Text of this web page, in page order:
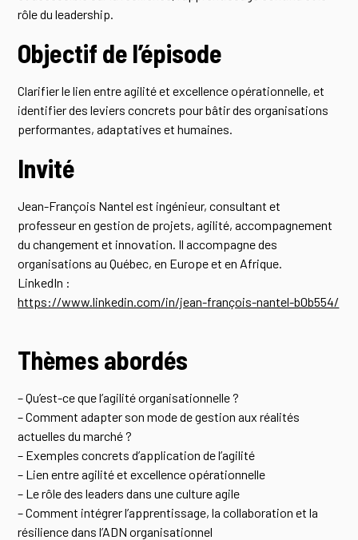
rôle du leadership.
Objectif de l’épisode
Clarifier le lien entre agilité et excellence opérationnelle, et
identifier des leviers concrets pour bâtir des organisations
performantes, adaptatives et humaines.
Invité
Jean-François Nantel est ingénieur, consultant et
professeur en gestion de projets, agilité, accompagnement
du changement et innovation. Il accompagne des
organisations au Québec, en Europe et en Afrique.
LinkedIn :
https://www.linkedin.com/in/jean-françois-nantel-b0b554/
Thèmes abordés
– Qu’est-ce que l’agilité organisationnelle ?
– Comment adapter son mode de gestion aux réalités
actuelles du marché ?
– Exemples concrets d’application de l’agilité
– Lien entre agilité et excellence opérationnelle
– Le rôle des leaders dans une culture agile
– Comment intégrer l’apprentissage, la collaboration et la
résilience dans l’ADN organisationnel